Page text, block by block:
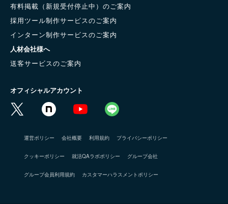
有料掲載（新規受付停止中）のご案内
採用ツール制作サービスのご案内
インターン制作サービスのご案内
人材会社様へ
送客サービスのご案内
オフィシャルアカウント
運営ポリシー 会社概要 利用規約 プライバシーポリシー
クッキーポリシー 就活QAラボポリシー グループ会社
グループ会員利用規約 カスタマーハラスメントポリシー